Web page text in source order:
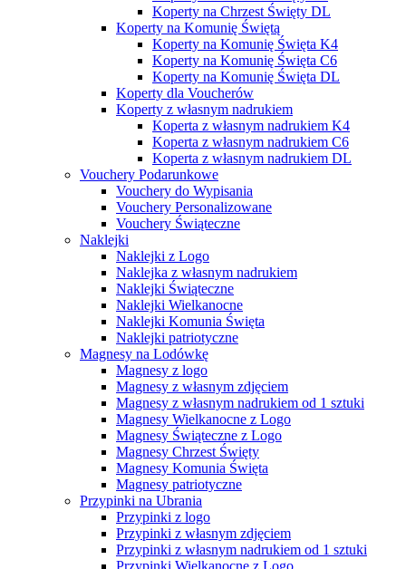
Koperty na Chrzest Święty DL
Koperty na Komunię Świętą
Koperty na Komunię Święta K4
Koperty na Komunię Święta C6
Koperty na Komunię Święta DL
Koperty dla Voucherów
Koperty z własnym nadrukiem
Koperta z własnym nadrukiem K4
Koperta z własnym nadrukiem C6
Koperta z własnym nadrukiem DL
Vouchery Podarunkowe
Vouchery do Wypisania
Vouchery Personalizowane
Vouchery Świąteczne
Naklejki
Naklejki z Logo
Naklejka z własnym nadrukiem
Naklejki Świąteczne
Naklejki Wielkanocne
Naklejki Komunia Święta
Naklejki patriotyczne
Magnesy na Lodówkę
Magnesy z logo
Magnesy z własnym zdjęciem
Magnesy z własnym nadrukiem od 1 sztuki
Magnesy Wielkanocne z Logo
Magnesy Świąteczne z Logo
Magnesy Chrzest Święty
Magnesy Komunia Święta
Magnesy patriotyczne
Przypinki na Ubrania
Przypinki z logo
Przypinki z własnym zdjęciem
Przypinki z własnym nadrukiem od 1 sztuki